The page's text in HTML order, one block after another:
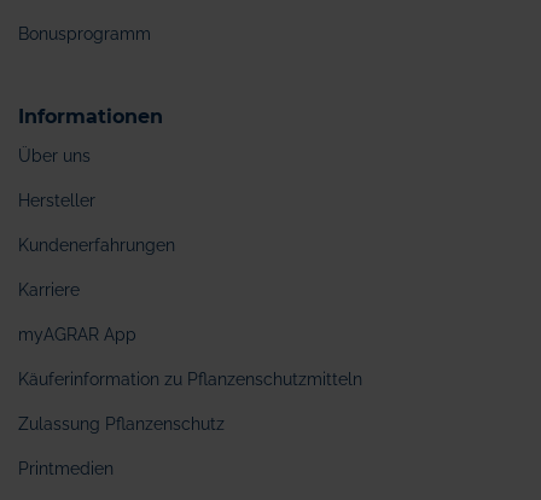
Bonusprogramm
Informationen
Über uns
Hersteller
Kundenerfahrungen
Karriere
myAGRAR App
Käuferinformation zu Pflanzenschutzmitteln
Zulassung Pflanzenschutz
Printmedien